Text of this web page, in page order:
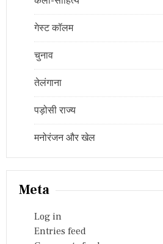
गेस्ट कॉलम
चुनाव
तेलंगाना
पड़ोसी राज्य
मनोरंजन और खेल
Meta
Log in
Entries feed